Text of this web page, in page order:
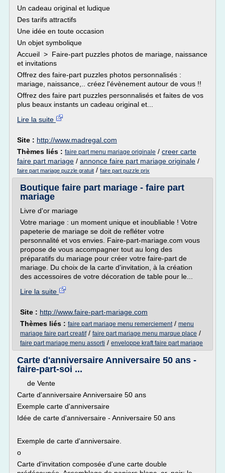
Un cadeau original et ludique
Des tarifs attractifs
Une idée en toute occasion
Un objet symbolique
Accueil > Faire-part puzzles photos de mariage, naissance
et invitations
Offrez des faire-part puzzles photos personnalisés :
mariage, naissance,.. créez l'évènement autour de vous !!
Offrez des faire part puzzles personnalisés et faites de vos
plus beaux instants un cadeau original et...
Lire la suite
Site : http://www.madregal.com
Thèmes liés : faire part menu mariage originale / creer carte
faire part mariage / annonce faire part mariage originale /
faire part mariage puzzle gratuit / faire part puzzle prix
Boutique faire part mariage - faire part
mariage
Livre d'or mariage
Votre mariage : un moment unique et inoubliable ! Votre
papeterie de mariage se doit de refléter votre
personnalité et vos envies. Faire-part-mariage.com vous
propose de vous accompagner tout au long des
préparatifs du mariage pour créer votre faire-part de
mariage. Du choix de la carte d'invitation, à la création
des accessoires de votre décoration de table pour le...
Lire la suite
Site : http://www.faire-part-mariage.com
Thèmes liés : faire part mariage menu remerciement/ menu
mariage faire part creatif/ faire part mariage menu marque place /
faire part mariage menu assorti / enveloppe kraft faire part mariage
Carte d'anniversaire Anniversaire 50 ans -
faire-part-soi ...
de Vente
Carte d'anniversaire Anniversaire 50 ans
Exemple carte d'anniversaire
Idée de carte d'anniversaire - Anniversaire 50 ans
Exemple de carte d'anniversaire.
o
Carte d'invitation composée d'une carte double